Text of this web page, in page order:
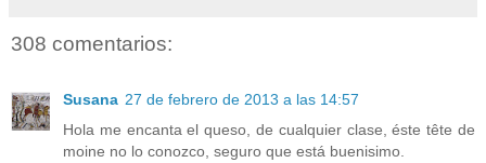
308 comentarios:
Susana 27 de febrero de 2013 a las 14:57
Hola me encanta el queso, de cualquier clase, éste tête de
moine no lo conozco, seguro que está buenisimo.